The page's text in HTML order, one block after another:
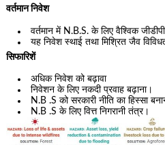
वर्तमान निवेश
वर्तमान में N.B.S. के लिए वैश्विक
यह निवेश स्थाई तथा मिश्रित जैव
सिफारिशें
अधिक निवेश को बढ़ावा
निवेशन के लिए नकदी प्रवाह बढ़ाना।
N.B .S को सरकारी नीति का हिस्सा
N.B .S के लिए वित्त निगरानी तंत्र।